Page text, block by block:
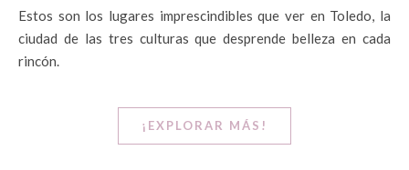
Estos son los lugares imprescindibles que ver en Toledo, la
ciudad de las tres culturas que desprende belleza en cada
rincón.
¡EXPLORAR MÁS!